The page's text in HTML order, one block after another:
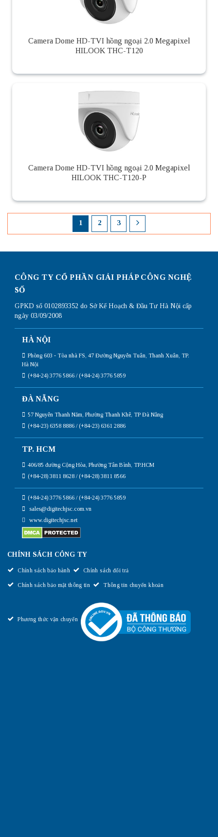
Camera Dome HD-TVI hồng ngoại 2.0 Megapixel
HILOOK THC-T120
Camera Dome HD-TVI hồng ngoại 2.0 Megapixel
HILOOK THC-T120-P
1 2 3
CÔNG TY CỔ PHẦN GIẢI PHÁP CÔNG NGHỆ
SỐ
GPKD số 0102893352 do Sở Kế Hoạch & Đầu Tư Hà Nội cấp
ngày 03/09/2008
HÀ NỘI
Phòng 603 - Tòa nhà FS, 47 Đường Nguyễn Tuân, Thanh Xuân, TP.
Hà Nội
(+84-24) 3776 5866 / (+84-24) 3776 5859
ĐÀ NẴNG
57 Nguyễn Thanh Năm, Phường Thanh Khê, TP Đà Nẵng
(+84-23) 6358 8886 / (+84-23) 6361 2886
TP. HCM
406/85 đường Cộng Hòa, Phường Tân Bình, TP.HCM
(+84-28) 3811 8628 / (+84-28) 3811 8566
(+84-24) 3776 5866 / (+84-24) 3776 5859
sales@digitechjsc.com.vn
www.digitechjsc.net
CHÍNH SÁCH CÔNG TY
Chính sách bảo hành Chính sách đổi trả
Chính sách bảo mật thông tin Thông tin chuyển khoản
Phương thức vận chuyển